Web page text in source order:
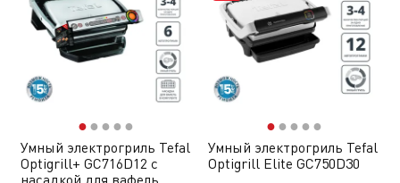
●● ● ● ●
Умный электрогриль Tefal
Optigrill+ GC716D12 с
насадкой для вафель
●● ● ● ●
Умный электрогриль Tefal
Optigrill Elite GC750D30